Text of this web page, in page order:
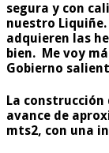
segura y con
nuestro
adquieren las
bien. Me voy
Gobierno
La construcción
avance de
mts2, con una